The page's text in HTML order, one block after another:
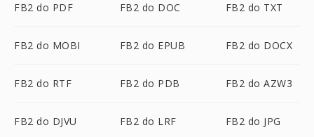
FB2 do PDF FB2 do DOC FB2 do TXT
FB2 do MOBI FB2 do EPUB FB2 do DOCX
FB2 do RTF FB2 do PDB FB2 do AZW3
FB2 do DJVU FB2 do LRF FB2 do JPG